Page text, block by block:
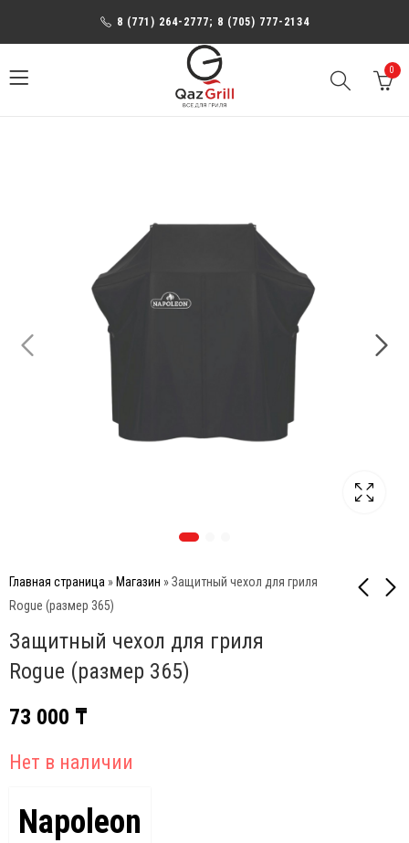
8 (771) 264-2777; 8 (705) 777-2134
0
Главная страница »Магазин »Защитный чехол для гриля
Rogue (размер 365)
Защитный чехол для гриля
Rogue (размер 365)
Защитный чехол для
73 000 ₸
Нет в наличии
Napoleon